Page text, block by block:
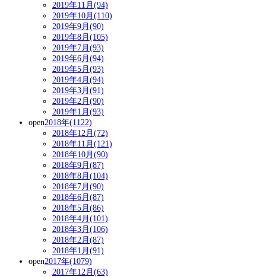
2019年11月(94)
2019年10月(110)
2019年9月(90)
2019年8月(105)
2019年7月(93)
2019年6月(94)
2019年5月(93)
2019年4月(94)
2019年3月(91)
2019年2月(90)
2019年1月(93)
open2018年(1122)
2018年12月(72)
2018年11月(121)
2018年10月(90)
2018年9月(87)
2018年8月(104)
2018年7月(90)
2018年6月(87)
2018年5月(86)
2018年4月(101)
2018年3月(106)
2018年2月(87)
2018年1月(91)
open2017年(1079)
2017年12月(63)